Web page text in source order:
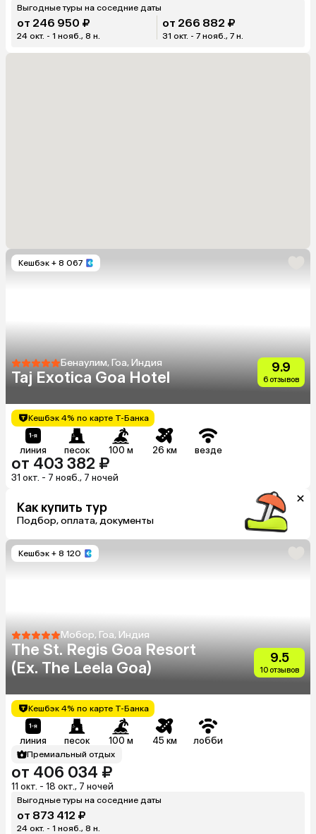
Выгодные туры на соседние даты
от 246 950 ₽
24 окт. - 1 нояб., 8 н.
от 266 882 ₽
31 окт. - 7 нояб., 7 н.
Кешбэк + 8 067
Бенаулим, Гоа, Индия
Taj Exotica Goa Hotel
9.9
6 отзывов
Кешбэк 4% по карте Т-Банка
линия песок 100 м 26 км везде
от 403 382 ₽
31 окт. - 7 нояб., 7 ночей
Как купить тур
Подбор, оплата, документы
Кешбэк + 8 120
Мобор, Гоа, Индия
The St. Regis Goa Resort
(Ex. The Leela Goa)
9.5
10 отзывов
Кешбэк 4% по карте Т-Банка
линия песок 100 м 45 км лобби
Премиальный отдых
от 406 034 ₽
11 окт. - 18 окт., 7 ночей
Выгодные туры на соседние даты
от 873 412 ₽
24 окт. - 1 нояб., 8 н.